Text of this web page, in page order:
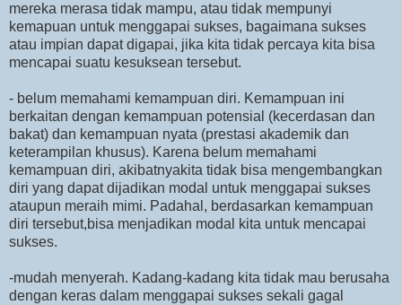
mereka merasa tidak mampu, atau tidak mempunyi
kemapuan untuk menggapai sukses, bagaimana sukses
atau impian dapat digapai, jika kita tidak percaya kita bisa
mencapai suatu kesuksean tersebut.
- belum memahami kemampuan diri. Kemampuan ini
berkaitan dengan kemampuan potensial (kecerdasan dan
bakat) dan kemampuan nyata (prestasi akademik dan
keterampilan khusus). Karena belum memahami
kemampuan diri, akibatnyakita tidak bisa mengembangkan
diri yang dapat dijadikan modal untuk menggapai sukses
ataupun meraih mimi. Padahal, berdasarkan kemampuan
diri tersebut,bisa menjadikan modal kita untuk mencapai
sukses.
-mudah menyerah. Kadang-kadang kita tidak mau berusaha
dengan keras dalam menggapai sukses sekali gagal